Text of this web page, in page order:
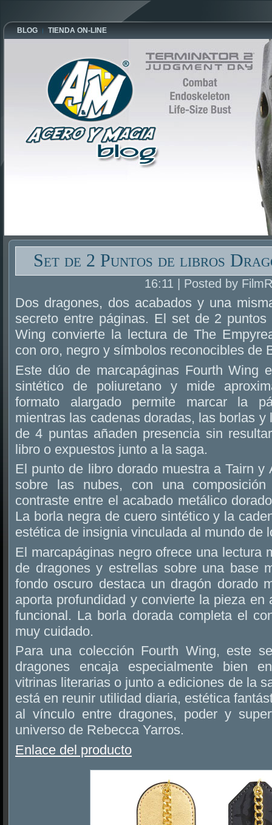
BLOG TIENDA ON-LINE
Set de 2 Puntos de libros
16:11 | Posted by
Dos dragones, dos acabados y una
secreto entre páginas. El set de 2
Wing convierte la lectura de The
con oro, negro y símbolos reconocibles de
Este dúo de marcapáginas Fourth Wing
sintético de poliuretano y mide
formato alargado permite marcar la
mientras las cadenas doradas, las borlas
de 4 puntas añaden presencia sin
libro o expuestos junto a la saga.
El punto de libro dorado muestra a Tairn y
sobre las nubes, con una
contraste entre el acabado metálico
La borla negra de cuero sintético y la
estética de insignia vinculada al mundo de
El marcapáginas negro ofrece una lectura
de dragones y estrellas sobre una base
fondo oscuro destaca un dragón dorado
aporta profundidad y convierte la pieza en
funcional. La borla dorada completa el
muy cuidado.
Para una colección Fourth Wing, este
dragones encaja especialmente bien
vitrinas literarias o junto a ediciones de la
está en reunir utilidad diaria, estética
al vínculo entre dragones, poder y
universo de Rebecca Yarros.
Enlace del producto